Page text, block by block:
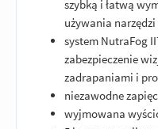
szybką i łatwą
używania narzędzi
system NutraFog
zabezpieczenie
zadrapaniami i
niezawodne
wyjmowana